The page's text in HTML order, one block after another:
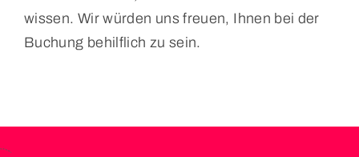
wissen. Wir würden uns freuen, Ihnen bei der
Buchung behilflich zu sein.